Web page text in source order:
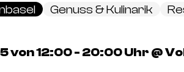
& FilmLiteratur &
Genuss & Kulinarik
von 12:00 - 20:00 Uhr @